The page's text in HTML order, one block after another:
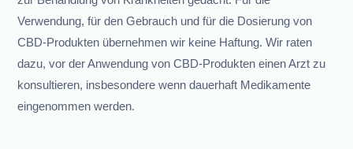
Verwendung, für den Gebrauch und für die Dosierung von
CBD-Produkten übernehmen wir keine Haftung. Wir raten
dazu, vor der Anwendung von CBD-Produkten einen Arzt zu
konsultieren, insbesondere wenn dauerhaft Medikamente
eingenommen werden.